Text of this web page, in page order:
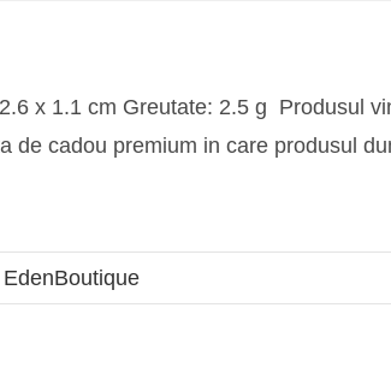
x 1.1 cm Greutate: 2.5 g Produsul
cadou premium in care produsul
EdenBoutique